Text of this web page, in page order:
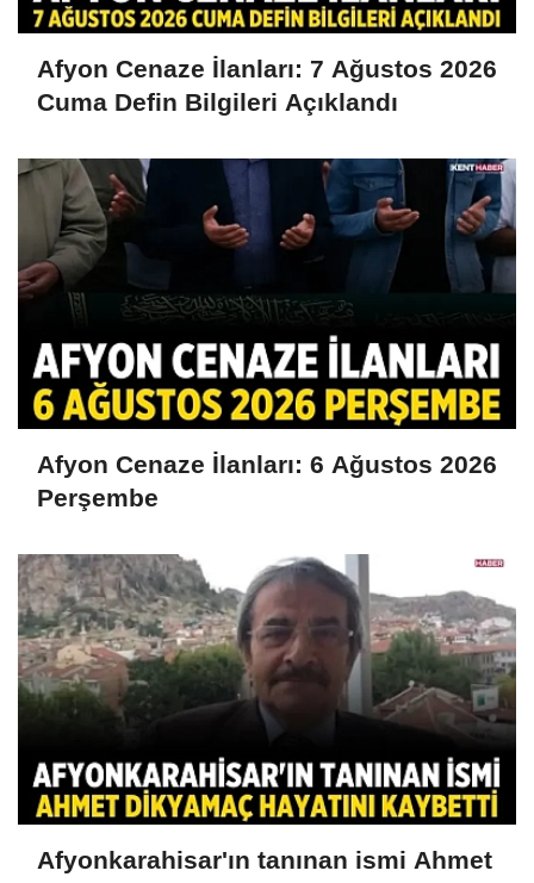
Afyon Cenaze İlanları: 7 Ağustos 2026
Cuma Defin Bilgileri Açıklandı
Afyon Cenaze İlanları: 6 Ağustos 2026
Perşembe
Afyonkarahisar'ın tanınan ismi Ahmet